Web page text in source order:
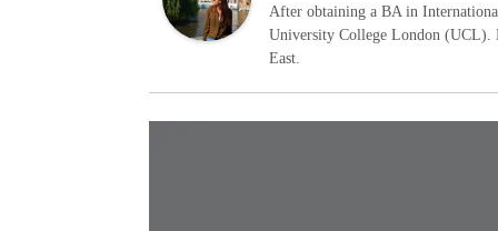
After obtaining a BA in
University College London (UCL).
East.